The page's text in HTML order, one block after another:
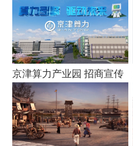
京津算力产业园 招商宣传
片